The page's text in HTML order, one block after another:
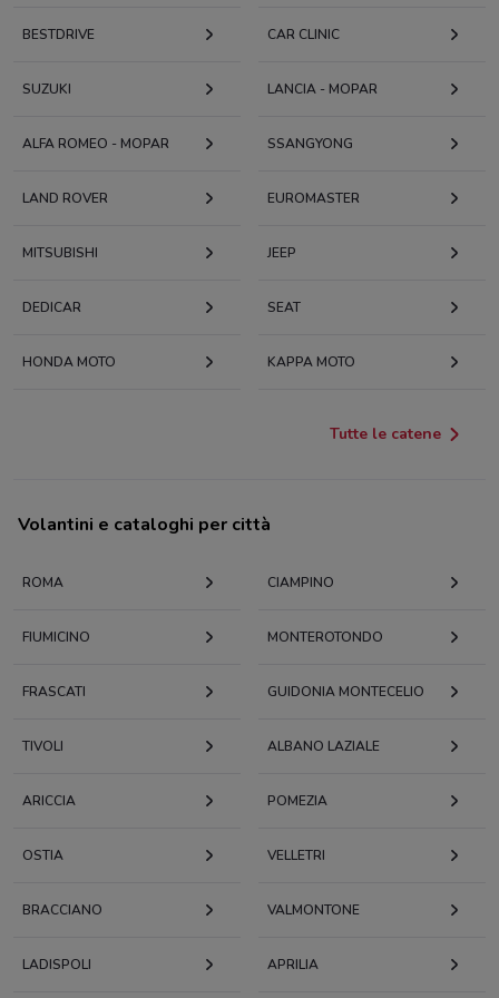
BESTDRIVE CAR CLINIC
SUZUKI LANCIA - MOPAR
ALFA ROMEO - MOPAR SSANGYONG
LAND ROVER EUROMASTER
MITSUBISHI JEEP
DEDICAR SEAT
HONDA MOTO KAPPA MOTO
Tutte le catene
Volantini e cataloghi per città
ROMA CIAMPINO
FIUMICINO MONTEROTONDO
FRASCATI GUIDONIA MONTECELIO
TIVOLI ALBANO LAZIALE
ARICCIA POMEZIA
OSTIA VELLETRI
BRACCIANO VALMONTONE
LADISPOLI APRILIA